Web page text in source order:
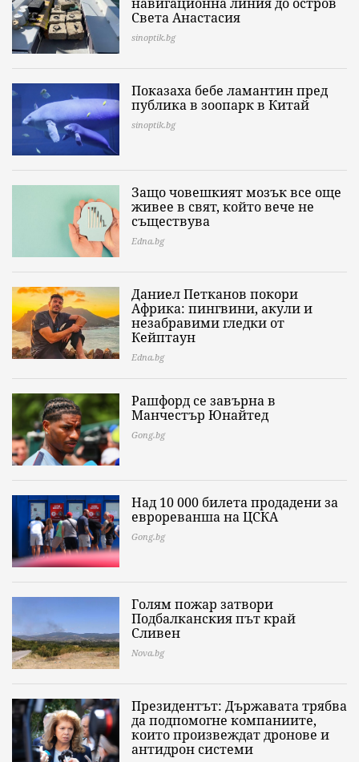
Света Анастасия
sinoptik.bg
Показаха бебе ламантин пред
публика в зоопарк в Китай
sinoptik.bg
Защо човешкият мозък все още
живее в свят, който вече не
съществува
Edna.bg
Даниел Петканов покори
Африка: пингвини, акули и
незабравими гледки от
Кейптаун
Edna.bg
Рашфорд се завърна в
Манчестър Юнайтед
Gong.bg
Над 10 000 билета продадени за
еврореванша на ЦСКА
Gong.bg
Голям пожар затвори
Подбалканския път край
Сливен
Nova.bg
Президентът: Държавата трябва
да подпомогне компаниите,
които произвеждат дронове и
антидрон системи